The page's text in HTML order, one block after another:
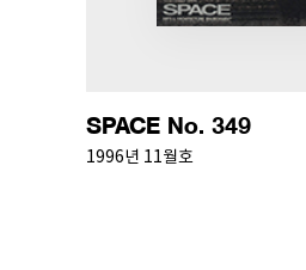
SPACE No. 349
1996년 11월호